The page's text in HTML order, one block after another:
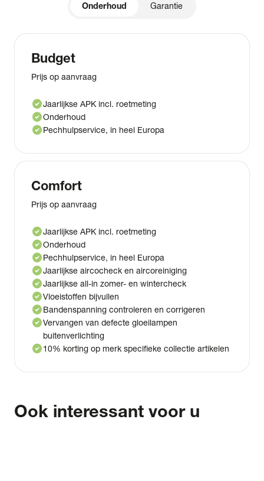
Onderhoud Garantie
Budget
Prijs op aanvraag
check_circleJaarlijkse APK incl. roetmeting
check_circleOnderhoud
check_circlePechhulpservice, in heel Europa
Comfort
Prijs op aanvraag
check_circleJaarlijkse APK incl. roetmeting
check_circleOnderhoud
check_circlePechhulpservice, in heel Europa
check_circleJaarlijkse aircocheck en aircoreiniging
check_circleJaarlijkse all-in zomer- en wintercheck
check_circleVloeistoffen bijvullen
check_circleBandenspanning controleren en corrigeren
check_circleVervangen van defecte gloeilampen
buitenverlichting
check_circle10% korting op merk specifieke collectie artikelen
Ook interessant voor u